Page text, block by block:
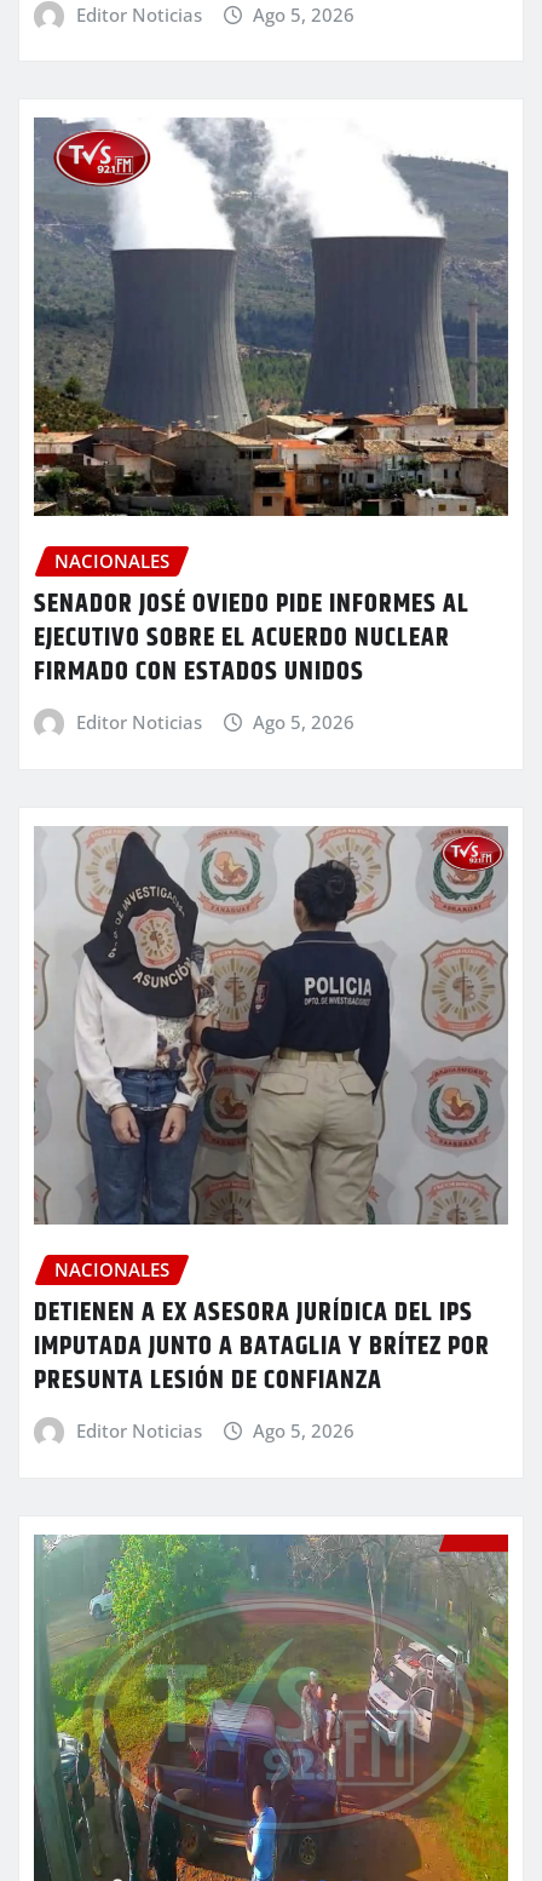
Editor Noticias Ago 5, 2026
NACIONALES
SENADOR JOSÉ OVIEDO PIDE INFORMES AL
EJECUTIVO SOBRE EL ACUERDO NUCLEAR
FIRMADO CON ESTADOS UNIDOS
Editor Noticias Ago 5, 2026
NACIONALES
DETIENEN A EX ASESORA JURÍDICA DEL IPS
IMPUTADA JUNTO A BATAGLIA Y BRÍTEZ POR
PRESUNTA LESIÓN DE CONFIANZA
Editor Noticias Ago 5, 2026